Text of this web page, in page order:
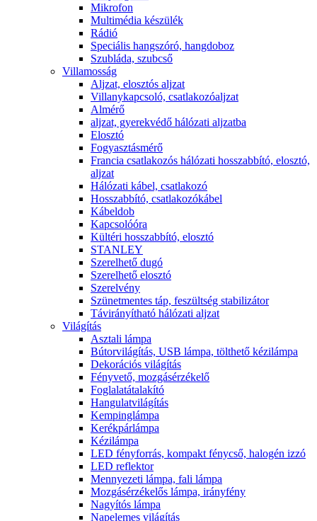
Mikrofon
Multimédia készülék
Rádió
Speciális hangszóró, hangdoboz
Szubláda, szubcső
Villamosság
Aljzat, elosztós aljzat
Villanykapcsoló, csatlakozóaljzat
Almérő
aljzat, gyerekvédő hálózati aljzatba
Elosztó
Fogyasztásmérő
Francia csatlakozós hálózati hosszabbító, elosztó,
aljzat
Hálózati kábel, csatlakozó
Hosszabbító, csatlakozókábel
Kábeldob
Kapcsolóóra
Kültéri hosszabbító, elosztó
STANLEY
Szerelhető dugó
Szerelhető elosztó
Szerelvény
Szünetmentes táp, feszültség stabilizátor
Távirányítható hálózati aljzat
Világítás
Asztali lámpa
Bútorvilágítás, USB lámpa, tölthető kézilámpa
Dekorációs világítás
Fényvető, mozgásérzékelő
Foglalatátalakító
Hangulatvilágítás
Kempinglámpa
Kerékpárlámpa
Kézilámpa
LED fényforrás, kompakt fénycső, halogén izzó
LED reflektor
Mennyezeti lámpa, fali lámpa
Mozgásérzékelős lámpa, irányfény
Nagyítós lámpa
Napelemes világítás